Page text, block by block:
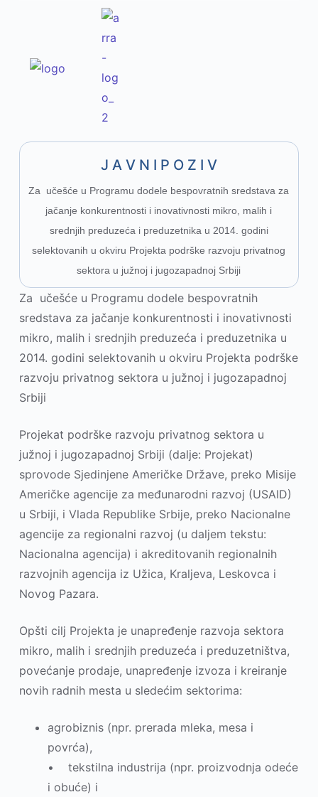
J A V N I P O Z I V
Za učešće u Programu dodele bespovratnih sredstava za
jačanje konkurentnosti i inovativnosti mikro, malih i
srednjih preduzeća i preduzetnika u 2014. godini
selektovanih u okviru Projekta podrške razvoju privatnog
sektora u južnoj i jugozapadnoj Srbiji
Za učešće u Programu dodele bespovratnih
sredstava za jačanje konkurentnosti i inovativnosti
mikro, malih i srednjih preduzeća i preduzetnika u
2014. godini selektovanih u okviru Projekta podrške
razvoju privatnog sektora u južnoj i jugozapadnoj
Srbiji
Projekat podrške razvoju privatnog sektora u
južnoj i jugozapadnoj Srbiji (dalјe: Projekat)
sprovode Sjedinjene Američke Države, preko Misije
Američke agencije za međunarodni razvoj (USAID)
u Srbiji, i Vlada Republike Srbije, preko Nacionalne
agencije za regionalni razvoj (u dalјem tekstu:
Nacionalna agencija) i akreditovanih regionalnih
razvojnih agencija iz Užica, Kralјeva, Leskovca i
Novog Pazara.
Opšti cilј Projekta je unapređenje razvoja sektora
mikro, malih i srednjih preduzeća i preduzetništva,
povećanje prodaje, unapređenje izvoza i kreiranje
novih radnih mesta u sledećim sektorima:
agrobiznis (npr. prerada mleka, mesa i
povrća),
• tekstilna industrija (npr. proizvodnja odeće
i obuće) i